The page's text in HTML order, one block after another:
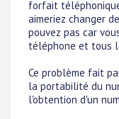
forfait
aimeriez changer
pouvez pas car
téléphone et tous
Ce problème fait
la portabilité du
l'obtention d'un